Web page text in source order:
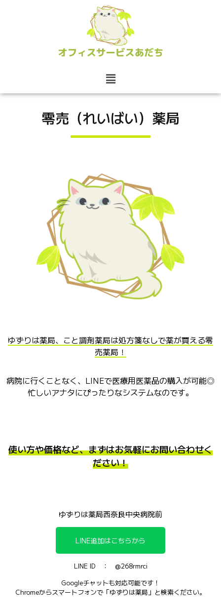
零売（れいばい）薬局
ゆずりは薬局、 こと調剤薬局は処方箋なしで薬が買える零
売薬局！
病院に行くことなく、LINEで医療用医薬品の購入が可能◎
忙しいアナタにぴったりなシステムなのです。
使い方や価格など、まずはお気軽にお問い合わせく
ださい！
ゆずりは薬局西奈良中央病院前
LINE追加はこちらから
LINE ID ： @268rmrci
Googleチャットも対応可能です！
Chromeからスマートフォンで「ゆずりは薬局」と検索ください。